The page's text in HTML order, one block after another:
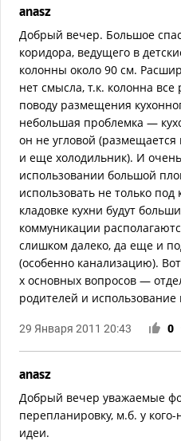
anasz
Добрый вечер. Большое
коридора, ведущего в
колонны около 90 см.
нет смысла, т.к. колонна
поводу размещения
небольшая проблемка —
он не угловой
и еще холодильник). И
использовании большой
использовать не только
кладовке кухни будут
коммуникации
слишком далеко, да еще и
(особенно канализацию).
х основных вопросов —
родителей и использование
29 Января 2011 20:43 0
anasz
Добрый вечер уважаемые
перепланировку, м.б. у
идеи.